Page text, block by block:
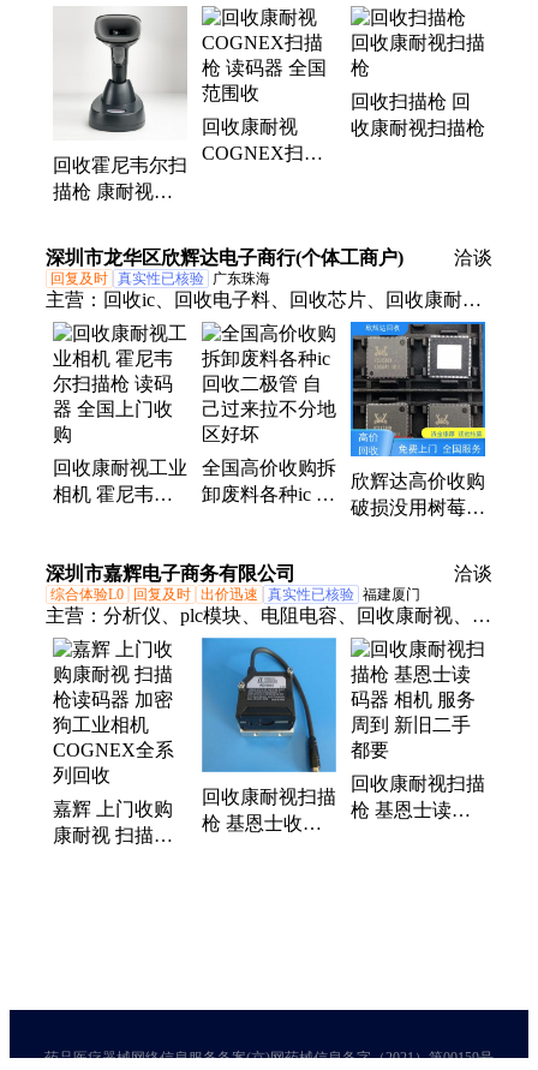
回收霍尼韦尔扫描枪、回收液晶屏、回收工业相机
回收霍尼韦尔扫
描枪 康耐视工
工业线扫智能相
机
回收康耐视
COGNEX扫描
回收扫描枪 回
收康耐视扫描枪
深圳市龙华区欣辉达电子商行(个体工商户) 洽谈
回复及时 真实性已核验 广东珠海
主营： 回收ic、回收电子料、回收芯片、回收康耐
视、回收基恩士、回收库存电子、回收电子芯片、回
收库存IC、回收PLC模块、回收西门子、回收PLC触
摸屏、回收伺服电机、回收传感器、回收读码器、回
收三极管、回收电容、回收机顶盒、回收电路板、回
收液晶屏、回收基恩士控制器、回收基恩传感器、回
收电子设备、回收开发板、回收树莓派、回收伺服驱
动器
回收康耐视工业
相机 霍尼韦尔
全国高价收购拆
卸废料各种ic 回
好坏
欣辉达高价收购
破损没用树莓派
服务全方位 宗
旨:高价
深圳市嘉辉电子商务有限公司 洽谈
综合体验L0 回复及时 出价迅速 真实性已核验 福建厦门
主营： 分析仪、plc模块、电阻电容、回收康耐视、仪
器仪表、库存芯片
嘉辉 上门收购
康耐视 扫描枪
回收康耐视扫描
枪 基恩士收购
回收康耐视扫描
枪 基恩士读码
药品医疗器械网络信息服务备案(京)网药械信息备字（2021）第00159号